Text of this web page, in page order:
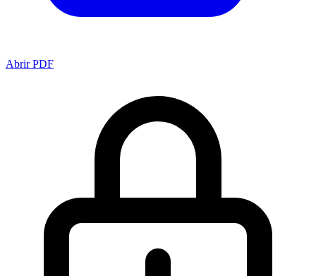
Abrir PDF